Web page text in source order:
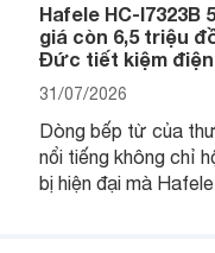
Hafele HC-I7323B
giá còn 6,5 triệu
Đức tiết kiệm
31/07/2026
Dòng bếp từ của
nổi tiếng không chỉ
bị hiện đại mà